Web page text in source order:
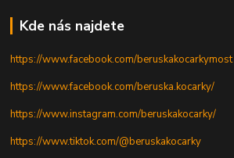
Kde nás najdete
https://www.facebook.com/beruskakocarkymost
https://www.facebook.com/beruska.kocarky/
https://www.instagram.com/beruskakocarky/
https://www.tiktok.com/@beruskakocarky